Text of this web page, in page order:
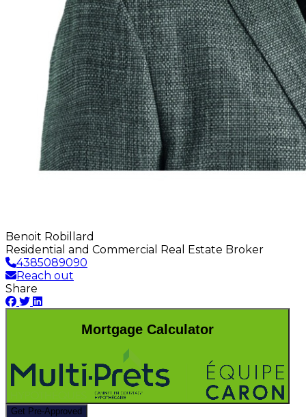
Benoit Robillard
Residential and Commercial Real Estate Broker
4385089090
Reach out
Share
Mortgage Calculator
Get Pre-Approved